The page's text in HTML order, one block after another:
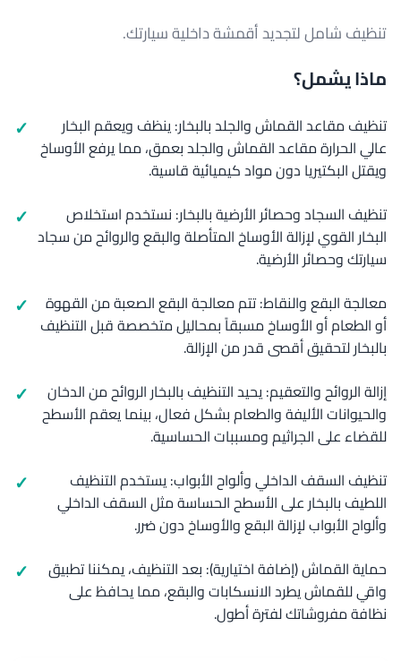
تنظيف شامل لتجديد أقمشة داخلية سيارتك.
ماذا يشمل؟
تنظيف مقاعد القماش والجلد بالبخار: ينظف ويعقم البخار
عالي الحرارة مقاعد القماش والجلد بعمق، مما يرفع الأوساخ
ويقتل البكتيريا دون مواد كيميائية قاسية.
تنظيف السجاد وحصائر الأرضية بالبخار: نستخدم استخلاص
البخار القوي لإزالة الأوساخ المتأصلة والبقع والروائح من سجاد
سيارتك وحصائر الأرضية.
معالجة البقع والنقاط: تتم معالجة البقع الصعبة من القهوة
أو الطعام أو الأوساخ مسبقاً بمحاليل متخصصة قبل التنظيف
بالبخار لتحقيق أقصى قدر من الإزالة.
إزالة الروائح والتعقيم: يحيد التنظيف بالبخار الروائح من الدخان
والحيوانات الأليفة والطعام بشكل فعال، بينما يعقم الأسطح
للقضاء على الجراثيم ومسببات الحساسية.
تنظيف السقف الداخلي وألواح الأبواب: يستخدم التنظيف
اللطيف بالبخار على الأسطح الحساسة مثل السقف الداخلي
وألواح الأبواب لإزالة البقع والأوساخ دون ضرر.
حماية القماش (إضافة اختيارية): بعد التنظيف، يمكننا تطبيق
واقي للقماش يطرد الانسكابات والبقع، مما يحافظ على
نظافة مفروشاتك لفترة أطول.